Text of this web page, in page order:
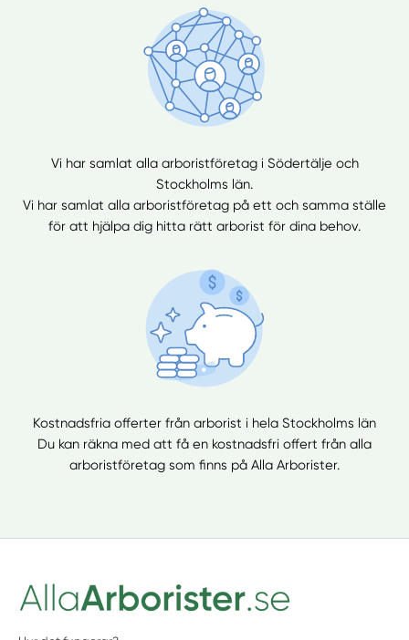
Vi har samlat alla arboristföretag i Södertälje och
Stockholms län.
Vi har samlat alla arboristföretag på ett och samma ställe
för att hjälpa dig hitta rätt arborist för dina behov.
Kostnadsfria offerter från arborist i hela Stockholms län
Du kan räkna med att få en kostnadsfri offert från alla
arboristföretag som finns på Alla Arborister.